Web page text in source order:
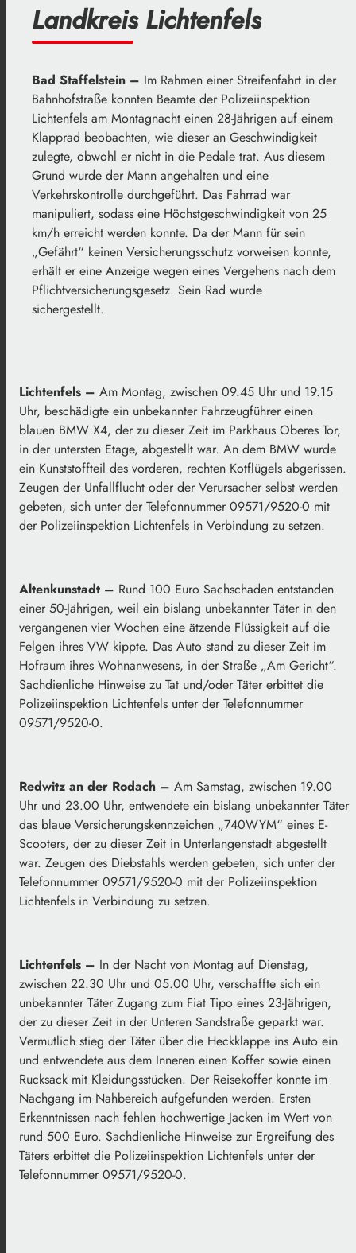
Landkreis Lichtenfels
Bad Staffelstein – Im Rahmen einer Streifenfahrt in der
Bahnhofstraße konnten Beamte der Polizeiinspektion
Lichtenfels am Montagnacht einen 28-Jährigen auf einem
Klapprad beobachten, wie dieser an Geschwindigkeit
zulegte, obwohl er nicht in die Pedale trat. Aus diesem
Grund wurde der Mann angehalten und eine
Verkehrskontrolle durchgeführt. Das Fahrrad war
manipuliert, sodass eine Höchstgeschwindigkeit von 25
km/h erreicht werden konnte. Da der Mann für sein
„Gefährt“ keinen Versicherungsschutz vorweisen konnte,
erhält er eine Anzeige wegen eines Vergehens nach dem
Pflichtversicherungsgesetz. Sein Rad wurde
sichergestellt.
Lichtenfels – Am Montag, zwischen 09.45 Uhr und 19.15
Uhr, beschädigte ein unbekannter Fahrzeugführer einen
blauen BMW X4, der zu dieser Zeit im Parkhaus Oberes Tor,
in der untersten Etage, abgestellt war. An dem BMW wurde
ein Kunststoffteil des vorderen, rechten Kotflügels abgerissen.
Zeugen der Unfallflucht oder der Verursacher selbst werden
gebeten, sich unter der Telefonnummer 09571/9520-0 mit
der Polizeiinspektion Lichtenfels in Verbindung zu setzen.
Altenkunstadt – Rund 100 Euro Sachschaden entstanden
einer 50-Jährigen, weil ein bislang unbekannter Täter in den
vergangenen vier Wochen eine ätzende Flüssigkeit auf die
Felgen ihres VW kippte. Das Auto stand zu dieser Zeit im
Hofraum ihres Wohnanwesens, in der Straße „Am Gericht“.
Sachdienliche Hinweise zu Tat und/oder Täter erbittet die
Polizeiinspektion Lichtenfels unter der Telefonnummer
09571/9520-0.
Redwitz an der Rodach – Am Samstag, zwischen 19.00
Uhr und 23.00 Uhr, entwendete ein bislang unbekannter Täter
das blaue Versicherungskennzeichen „740WYM“ eines E-
Scooters, der zu dieser Zeit in Unterlangenstadt abgestellt
war. Zeugen des Diebstahls werden gebeten, sich unter der
Telefonnummer 09571/9520-0 mit der Polizeiinspektion
Lichtenfels in Verbindung zu setzen.
Lichtenfels – In der Nacht von Montag auf Dienstag,
zwischen 22.30 Uhr und 05.00 Uhr, verschaffte sich ein
unbekannter Täter Zugang zum Fiat Tipo eines 23-Jährigen,
der zu dieser Zeit in der Unteren Sandstraße geparkt war.
Vermutlich stieg der Täter über die Heckklappe ins Auto ein
und entwendete aus dem Inneren einen Koffer sowie einen
Rucksack mit Kleidungsstücken. Der Reisekoffer konnte im
Nachgang im Nahbereich aufgefunden werden. Ersten
Erkenntnissen nach fehlen hochwertige Jacken im Wert von
rund 500 Euro. Sachdienliche Hinweise zur Ergreifung des
Täters erbittet die Polizeiinspektion Lichtenfels unter der
Telefonnummer 09571/9520-0.